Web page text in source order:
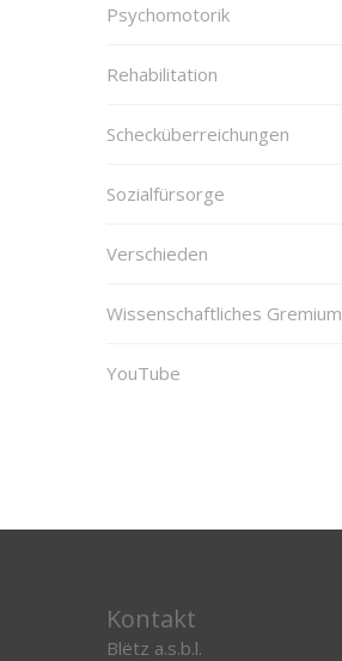
Psychomotorik
Rehabilitation
Schecküberreichungen
Sozialfürsorge
Verschieden
Wissenschaftliches Gremium
YouTube
Kontakt
Blëtz a.s.b.l.